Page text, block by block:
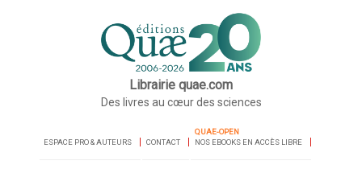
Librairie quae.com
Des livres au cœur des sciences
ESPACE PRO & AUTEURS CONTACT
QUAE-OPEN
NOS EBOOKS EN ACCÈS LIBRE